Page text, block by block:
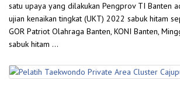
satu upaya yang dilakukan Pengprov TI Banten
ujian kenaikan tingkat (UKT) 2022 sabuk hitam
GOR Patriot Olahraga Banten, KONI Banten,
sabuk hitam …